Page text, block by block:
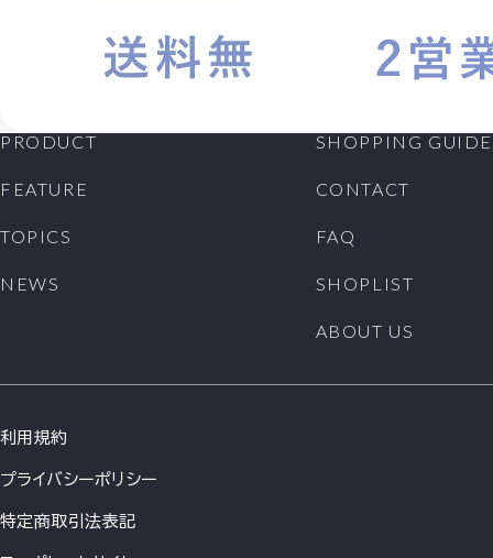
PRODUCT
FEATURE
TOPICS
NEWS
SHOPPING GUIDE
CONTACT
FAQ
SHOPLIST
ABOUT US
利用規約
プライバシーポリシー
特定商取引法表記